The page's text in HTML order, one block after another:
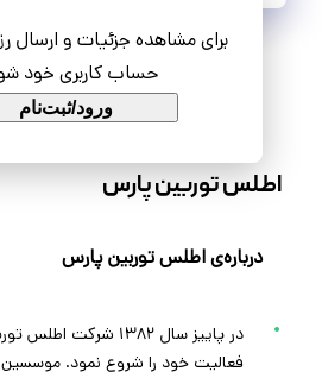
برای مشاهده جزئیات و ارسال
حساب کاربری خود
ورود/ثبت‌نام
مشاهده همه
اطلس توربین پارس
درباره‌ی اطلس توربین پارس
در پاییز سال ۱۳۸۲ شرکت
فعالیت خود را شروع نمود.